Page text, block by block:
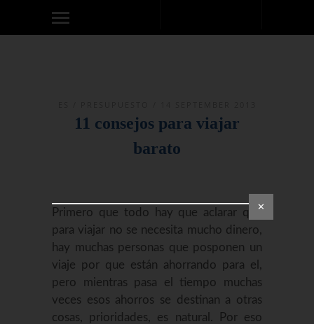
11 consejos para viajar
barato
Primero que todo hay que aclarar que
para viajar no se necesita mucho dinero,
hay muchas personas que posponen un
viaje por que están ahorrando para el,
pero mientras pasa el tiempo muchas
veces esos ahorros se destinan a otras
cosas, prioridades, es natural. Por eso
✕